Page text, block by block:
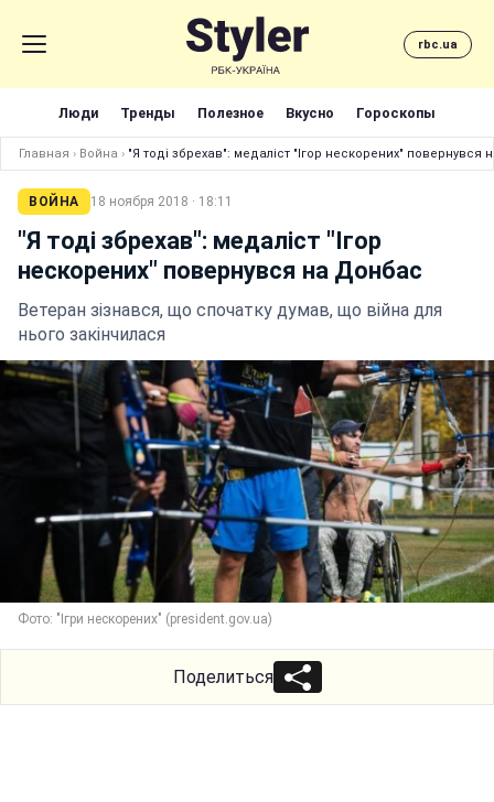
rbc.ua
Люди Тренды Полезное Вкусно Гороскопы
Главная › Война › "Я тоді збрехав": медаліст "Ігор нескорених" повернувся
ВОЙНА 18 ноября 2018 · 18:11
"Я тоді збрехав": медаліст "Ігор
нескорених" повернувся на Донбас
Ветеран зізнався, що спочатку думав, що війна для
нього закінчилася
Фото: "Ігри нескорених" (president.gov.ua)
Поделиться